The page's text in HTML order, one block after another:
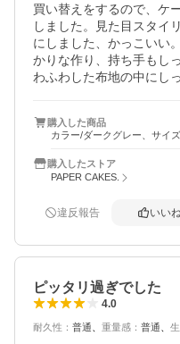
買い替えをするので、ケ
しました。見た目スタイ
にしました、かっこいい
かりな作り、持ち手もし
わふわした布地の中にし
紙や筆記用具なども入れ
い物をしました。
購入した商品
カラー/ダークグレー、サイ
購入したストア
PAPER CAKES.
違反報告 いい
ピッタリ過ぎでした
4.0
耐久性 ： 普通 重量感 ： 普通